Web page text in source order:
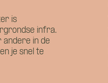
is
infra.
andere in de
je snel te
je bereiken?